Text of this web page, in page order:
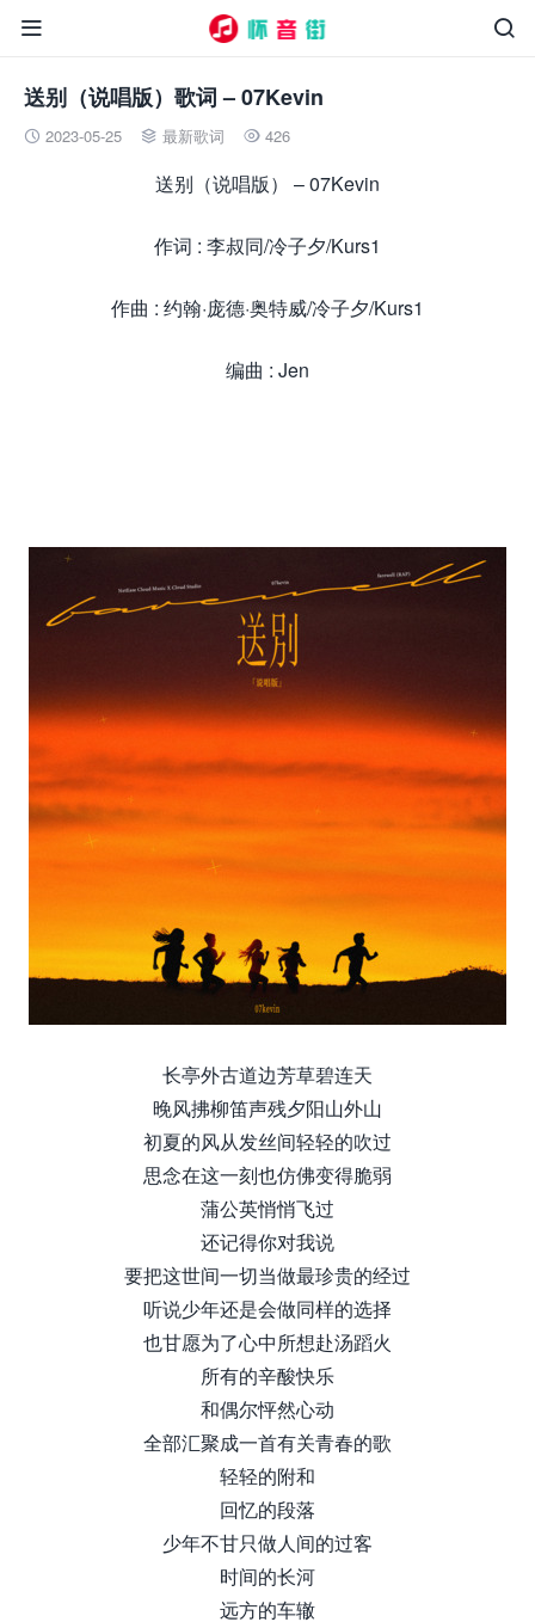


送别（说唱版）歌词 – 07Kevin
 2023-05-25  最新歌词  426
送别（说唱版） – 07Kevin
作词 : 李叔同/冷子夕/Kurs1
作曲 : 约翰·庞德·奥特威/冷子夕/Kurs1
编曲 : Jen
长亭外古道边芳草碧连天
晚风拂柳笛声残夕阳山外山
初夏的风从发丝间轻轻的吹过
思念在这一刻也仿佛变得脆弱
蒲公英悄悄飞过
还记得你对我说
要把这世间一切当做最珍贵的经过
听说少年还是会做同样的选择
也甘愿为了心中所想赴汤蹈火
所有的辛酸快乐
和偶尔怦然心动
全部汇聚成一首有关青春的歌
轻轻的附和
回忆的段落
少年不甘只做人间的过客
时间的长河
远方的车辙